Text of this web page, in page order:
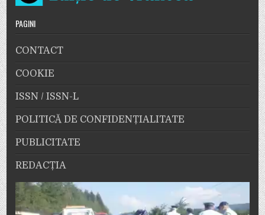
PAGINI
CONTACT
COOKIE
ISSN / ISSN-L
POLITICĂ DE CONFIDENȚIALITATE
PUBLICITATE
REDACȚIA